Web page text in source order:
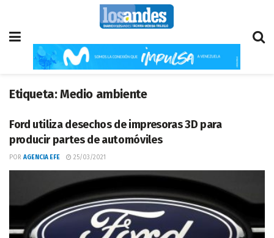
Etiqueta:Medio ambiente
Ford utiliza desechos de impresoras 3D para
producir partes de automóviles
POR AGENCIA EFE 25/03/2021